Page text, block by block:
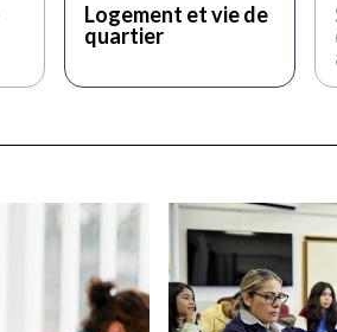
Logement et vie de
quartier